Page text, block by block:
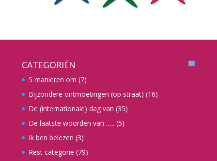
CATEGORIËN
5 manieren om (7)
Bijzondere ontmoetingen (op straat) (16)
De (internationale) dag van (35)
De laatste woorden van ….. (5)
Ik ben belezen (3)
Rest categorie (79)